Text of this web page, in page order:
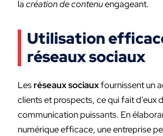
la création de contenuengageant.
Utilisation
réseaux sociaux
Lesréseaux sociauxfournissent un
clients et prospects, ce qui fait d’eux
communication puissants. En
numérique efficace, une entreprise